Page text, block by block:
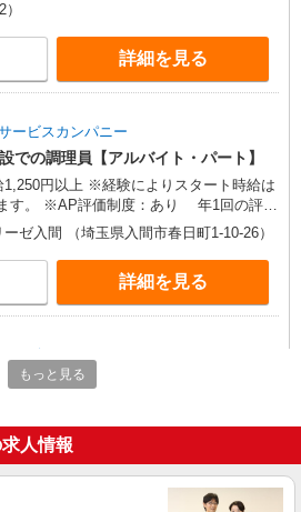
詳細を見る
ービスカンパニー
での調理員【アルバイト・パート】
以上 ※経験によりスタート時給は
す。 ※AP評価制度：あり 年1回の評価
給を見直します。 ※アルバイト賞与（寸
り 年2回。勤続年数により金額UP。
ーゼ入間 （埼玉県入間市春日町1-10-26）
詳細を見る
設での調理補助【アルバイト・パート】
す。 ※AP評価制度：あり 年1回の評価
給を見直します。 ※アルバイト賞与（寸
り 年2回。勤続年数により金額UP。
ハイム入間 （埼玉県入間市高倉2丁目4番
もっと見る
人情報